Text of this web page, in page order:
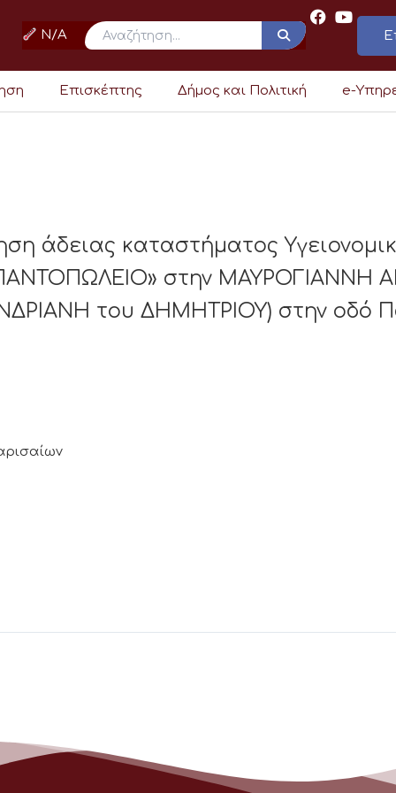
N/A
Επισκέπτης Δήμος και Πολιτική e-
άδειας καταστήματος
στην ΜΑΥΡΟΓΙΑΝΝΗ
του ΔΗΜΗΤΡΙΟΥ) στην οδό